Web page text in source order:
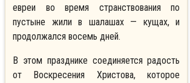
евреи во время странствования по
пустыне жили в шалашах — кущах, и
продолжался восемь дней.
В этом празднике соединяется радость
от Воскресения Христова, которое